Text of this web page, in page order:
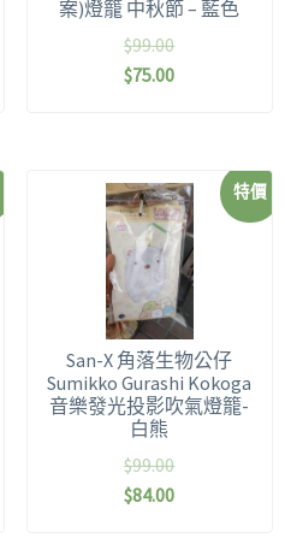
案)燈籠 中秋節 – 藍色
$99.00
$75.00
特價
San-X 角落生物公仔
Sumikko Gurashi Kokoga
音樂發光投影吹氣燈籠-
白熊
$99.00
$84.00